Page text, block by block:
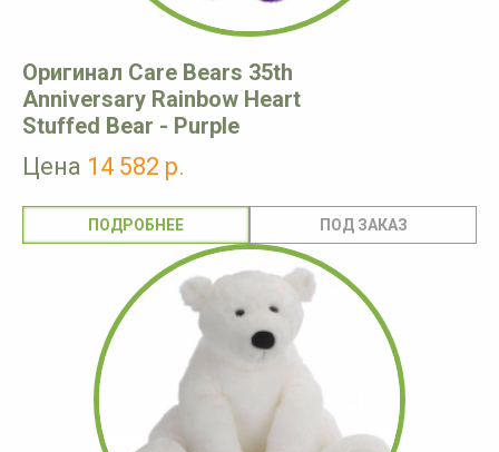
Оригинал Care Bears 35th
Anniversary Rainbow Heart
Stuffed Bear - Purple
Цена 14 582 р.
ПОДРОБНЕЕ